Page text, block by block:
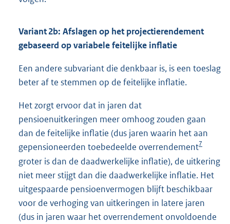
Variant 2b: Afslagen op het projectierendement
gebaseerd op variabele feitelijke inflatie
Een andere subvariant die denkbaar is, is een toeslag
beter af te stemmen op de feitelijke inflatie.
Het zorgt ervoor dat in jaren dat
pensioenuitkeringen meer omhoog zouden gaan
dan de feitelijke inflatie (dus jaren waarin het aan
gepensioneerden toebedeelde overrendement7
groter is dan de daadwerkelijke inflatie), de uitkering
niet meer stijgt dan die daadwerkelijke inflatie. Het
uitgespaarde pensioenvermogen blijft beschikbaar
voor de verhoging van uitkeringen in latere jaren
(dus in jaren waar het overrendement onvoldoende